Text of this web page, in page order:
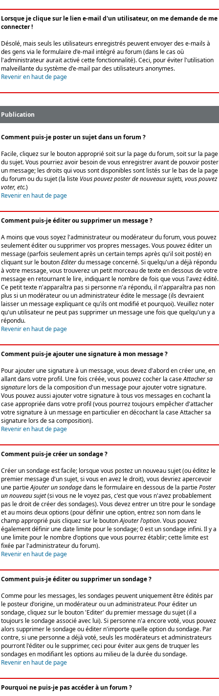
Lorsque je clique sur le lien e-mail d'un utilisateur, on me demande de me
connecter !
Désolé, mais seuls les utilisateurs enregistrés peuvent envoyer des e-mails à
des gens via le formulaire d'e-mail intégré au forum (dans le cas où
l'administrateur aurait activé cette fonctionnalité). Ceci, pour éviter l'utilisation
malveillante du système d'e-mail par des utilisateurs anonymes.
Revenir en haut de page
Publication
Comment puis-je poster un sujet dans un forum ?
Facile, cliquez sur le bouton approprié soit sur la page du forum, soit sur la page
du sujet. Vous pourriez avoir besoin de vous enregistrer avant de pouvoir poster
un message; les droits qui vous sont disponibles sont listés sur le bas de la page
du forum ou du sujet (la liste Vous pouvez poster de nouveaux sujets, vous pouvez
voter, etc.)
Revenir en haut de page
Comment puis-je éditer ou supprimer un message ?
A moins que vous soyez l'administrateur ou modérateur du forum, vous pouvez
seulement éditer ou supprimer vos propres messages. Vous pouvez éditer un
message (parfois seulement après un certain temps après qu'il soit posté) en
cliquant sur le boutonEditerdu message concerné. Si quelqu'un a déjà répondu
à votre message, vous trouverez un petit morceau de texte en dessous de votre
message en retournant le lire, indiquant le nombre de fois que vous l'avez édité.
Ce petit texte n'apparaîtra pas si personne n'a répondu, il n'apparaîtra pas non
plus si un modérateur ou un administrateur édite le message (ils devraient
laisser un message expliquant ce qu'ils ont modifié et pourquoi). Veuillez noter
qu'un utilisateur ne peut pas supprimer un message une fois que quelqu'un y a
répondu.
Revenir en haut de page
Comment puis-je ajouter une signature à mon message ?
Pour ajouter une signature à un message, vous devez d'abord en créer une, en
allant dans votre profil. Une fois créée, vous pouvez cocher la caseAttacher sa
signature lors de la composition d'un message pour ajouter votre signature.
Vous pouvez aussi ajouter votre signature à tous vos messages en cochant la
case appropriée dans votre profil (vous pourrez toujours empêcher d'attacher
votre signature à un message en particulier en décochant la case Attacher sa
signature lors de sa composition).
Revenir en haut de page
Comment puis-je créer un sondage ?
Créer un sondage est facile; lorsque vous postez un nouveau sujet (ou éditez le
premier message d'un sujet, si vous en avez le droit), vous devriez apercevoir
une partieAjouter un sondagedans le formulaire en dessous de la partiePoster
un nouveau sujet(si vous ne le voyez pas, c'est que vous n'avez probablement
pas le droit de créer des sondages). Vous devez entrer un titre pour le sondage
et au moins deux options (pour définir une option, entrez son nom dans le
champ approprié puis cliquez sur le boutonAjouter l'option. Vous pouvez
également définir une date limite pour le sondage; 0 est un sondage infini. Il y a
une limite pour le nombre d'options que vous pourrez établir; cette limite est
fixée par l'administrateur du forum).
Revenir en haut de page
Comment puis-je éditer ou supprimer un sondage ?
Comme pour les messages, les sondages peuvent uniquement être édités par
le posteur d'origine, un modérateur ou un administrateur. Pour éditer un
sondage, cliquez sur le bouton 'Editer' du premier message du sujet (il a
toujours le sondage associé avec lui). Si personne n'a encore voté, vous pouvez
alors supprimer le sondage ou éditer n'importe quelle option du sondage. Par
contre, si une personne a déjà voté, seuls les modérateurs et administrateurs
pourront l'éditer ou le supprimer, ceci pour éviter aux gens de truquer les
sondages en modifiant les options au milieu de la durée du sondage.
Revenir en haut de page
Pourquoi ne puis-je pas accéder à un forum ?